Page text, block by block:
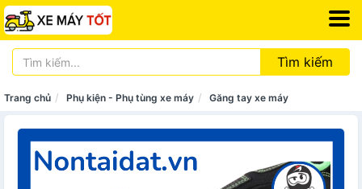
Tìm kiếm
Trang chủ Phụ kiện - Phụ tùng xe máy Găng tay xe máy